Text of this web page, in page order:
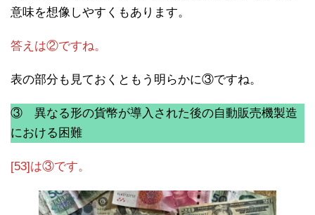
意味を想像しやすくもあります。
答えは②ですね。
表の部分も見ておくともう明らかに③ですね。
③ 異なる形の貨幣が導入された後の自動販売機製造
における困難
[53]は③です。